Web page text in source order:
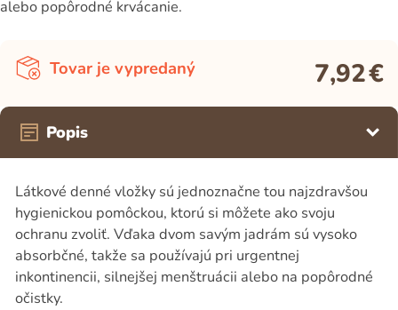
alebo popôrodné krvácanie.
Tovar je vypredaný 7,92€
Popis
Látkové denné vložky sú jednoznačne tou najzdravšou
hygienickou pomôckou, ktorú si môžete ako svoju
ochranu zvoliť. Vďaka dvom savým jadrám sú vysoko
absorbčné, takže sa používajú pri urgentnej
inkontinencii, silnejšej menštruácii alebo na popôrodné
očistky.